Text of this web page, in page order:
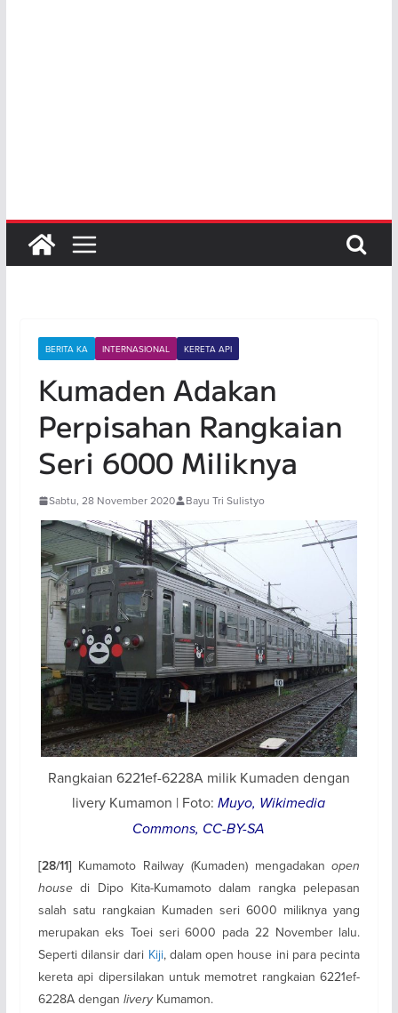
BERITA KA INTERNASIONAL KERETA API
Kumaden Adakan
Perpisahan Rangkaian
Seri 6000 Miliknya
Sabtu, 28 November 2020 Bayu Tri Sulistyo
Rangkaian 6221ef-6228A milik Kumaden dengan
livery Kumamon | Foto:Muyo, Wikimedia
Commons, CC-BY-SA
[28/11] Kumamoto Railway (Kumaden) mengadakanopen
housedi Dipo Kita-Kumamoto dalam rangka pelepasan
salah satu rangkaian Kumaden seri 6000 miliknya yang
merupakan eks Toei seri 6000 pada 22 November lalu.
Seperti dilansir dari Kiji, dalam open house ini para pecinta
kereta api dipersilakan untuk memotret rangkaian 6221ef-
6228A dengan liveryKumamon.